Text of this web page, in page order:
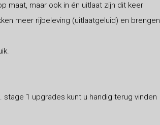
maat, maar ook in én uitlaat zijn dit keer
meer rijbeleving (uitlaatgeluid) en brengen
1 upgrades kunt u handig terug vinden